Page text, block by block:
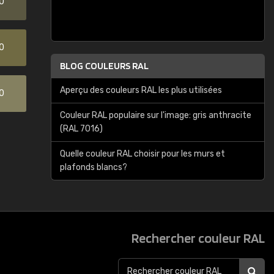
BLOG COULEURS RAL
Aperçu des couleurs RAL les plus utilisées
Couleur RAL populaire sur l'image: gris anthracite
(RAL 7016)
Quelle couleur RAL choisir pour les murs et
plafonds blancs?
Rechercher couleur RAL